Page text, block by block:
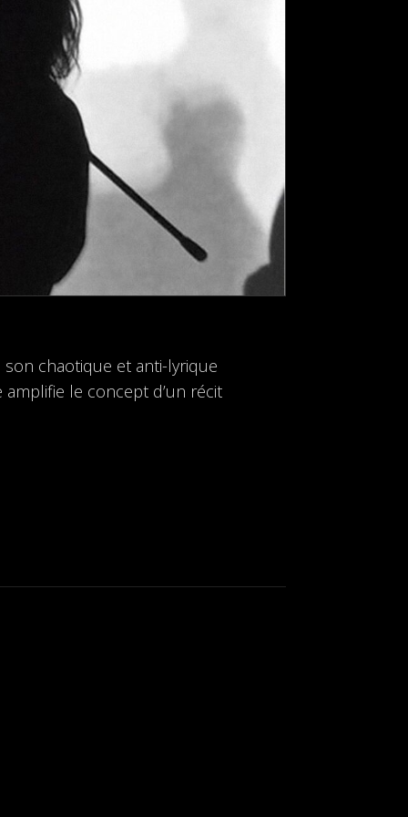
chaotique et anti-lyrique
le concept d’un récit